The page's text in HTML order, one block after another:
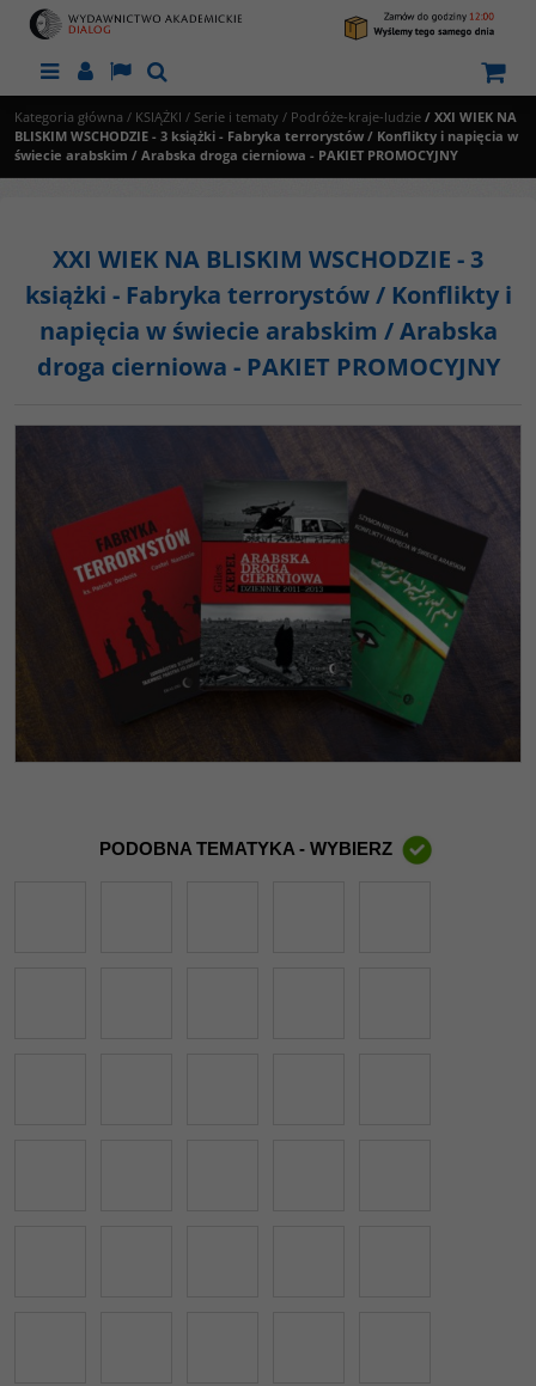
MenuPanelLangSzukaj
Kategoria główna / KSIĄŻKI / Serie i tematy / Podróże-kraje-ludzie / XXI WIEK NA
BLISKIM WSCHODZIE - 3 książki - Fabryka terrorystów / Konflikty i napięcia w
świecie arabskim / Arabska droga cierniowa - PAKIET PROMOCYJNY
XXI WIEK NA BLISKIM WSCHODZIE - 3
książki - Fabryka terrorystów / Konflikty i
napięcia w świecie arabskim / Arabska
droga cierniowa - PAKIET PROMOCYJNY
PODOBNA TEMATYKA - WYBIERZ